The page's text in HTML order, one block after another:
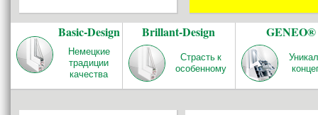
Basic-Design
Немецкие
традиции
качества
Brillant-Design
Страсть к
особенному
GENEO®